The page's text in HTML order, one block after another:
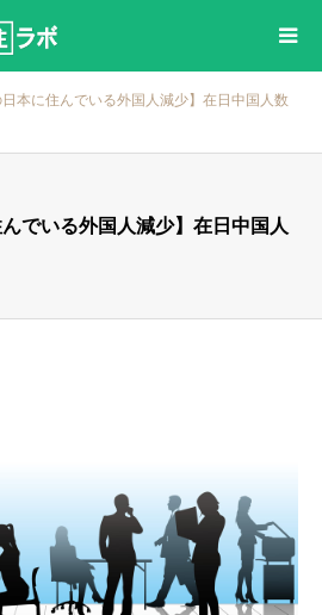
日本に住んでいる外国人減少】在日中国人数
んでいる外国人減少】在日中国人